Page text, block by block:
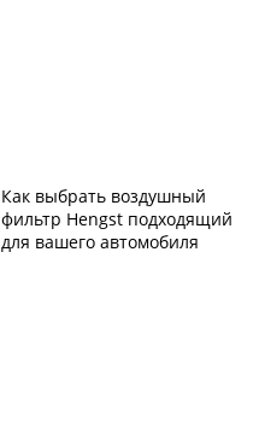
Как выбрать воздушный
фильтр Hengst подходящий
для вашего автомобиля